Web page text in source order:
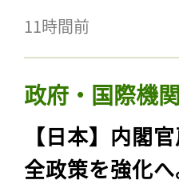
11時間前
政府・国際機
【日本】内閣
全政策を強化